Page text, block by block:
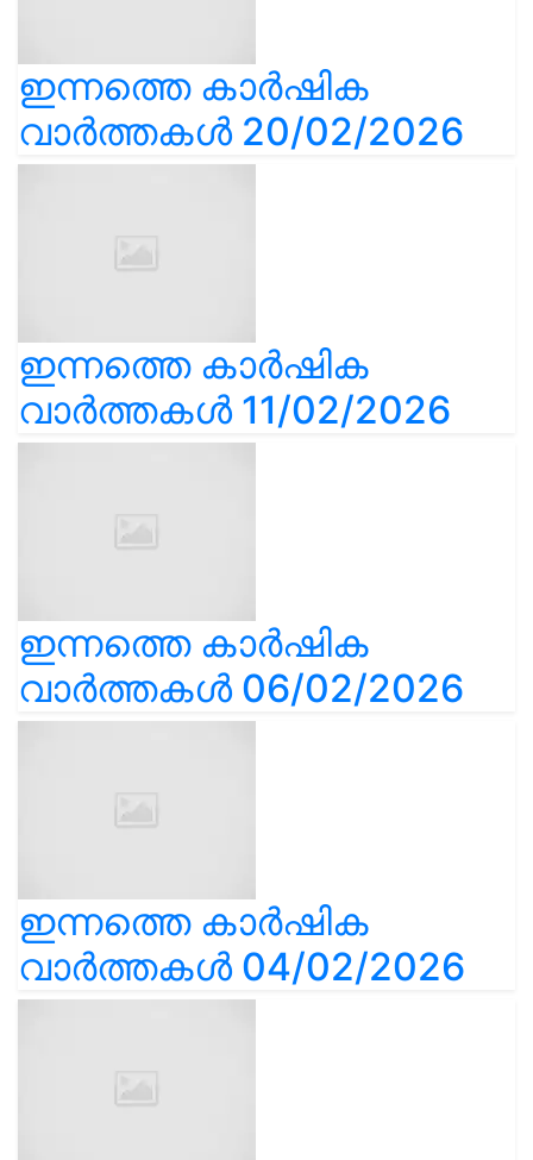
ഇന്നത്തെ കാർഷിക
വാർത്തകൾ 20/02/2026
ഇന്നത്തെ കാർഷിക
വാർത്തകൾ 11/02/2026
ഇന്നത്തെ കാർഷിക
വാർത്തകൾ 06/02/2026
ഇന്നത്തെ കാർഷിക
വാർത്തകൾ 04/02/2026